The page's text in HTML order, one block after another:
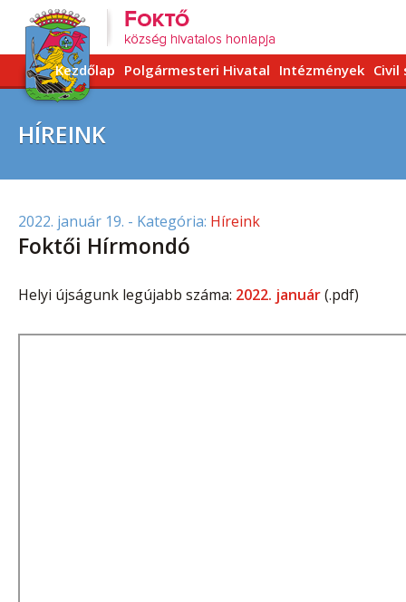
Kezdőlap Polgármesteri Hivatal Intézmények Civil
HÍREINK
2022. január 19. - Kategória: Híreink
Foktői Hírmondó
Helyi újságunk legújabb száma: 2022. január(.pdf)